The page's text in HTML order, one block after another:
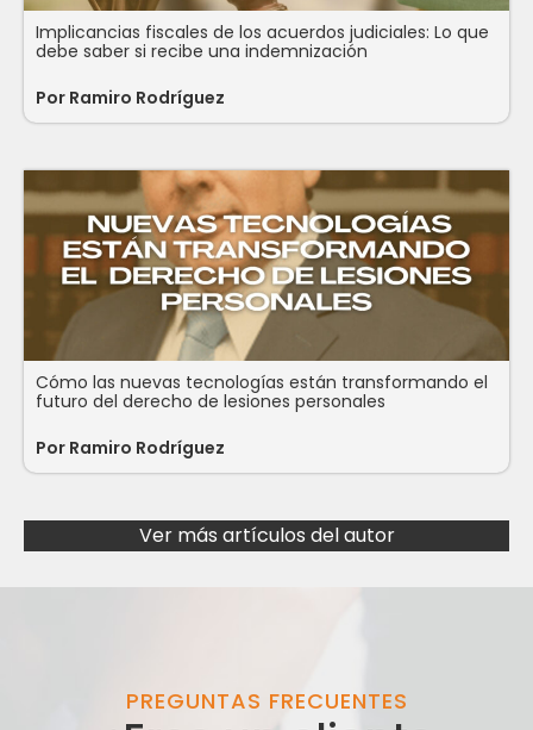
Implicancias fiscales de los acuerdos judiciales: Lo que
debe saber si recibe una indemnización
Por Ramiro Rodríguez
Cómo las nuevas tecnologías están transformando el
futuro del derecho de lesiones personales
Por Ramiro Rodríguez
Ver más artículos del autor
PREGUNTAS FRECUENTES